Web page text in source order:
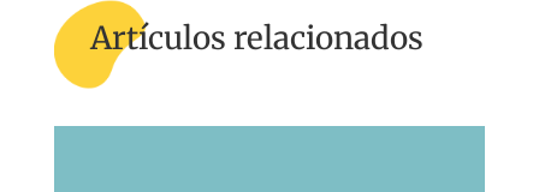
Artículos relacionados